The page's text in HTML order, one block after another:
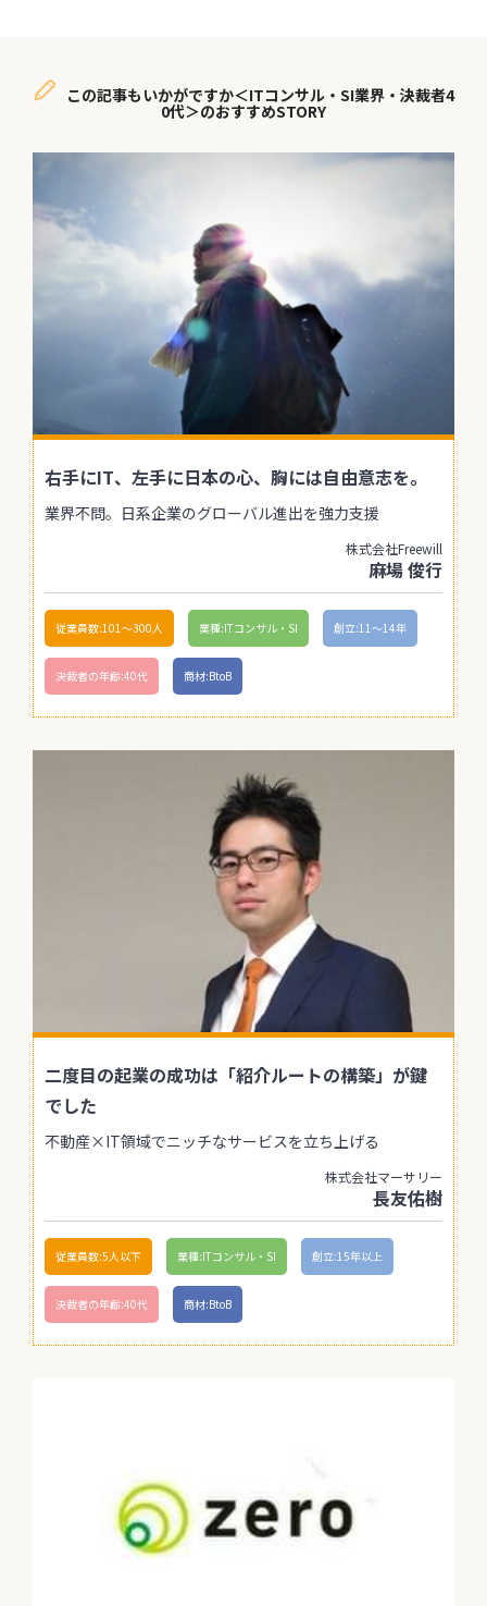
この記事もいかがですか＜ITコンサル・SI業界・決裁者4
0代＞のおすすめSTORY
右手にIT、左手に日本の心、胸には自由意志を。
業界不問。日系企業のグローバル進出を強力支援
株式会社Freewill
麻場 俊行
従業員数:101〜300人 業種:ITコンサル・SI 創立:11〜14年
決裁者の年齢:40代 商材:BtoB
二度目の起業の成功は「紹介ルートの構築」が鍵
でした
不動産×IT領域でニッチなサービスを立ち上げる
株式会社マーサリー
長友佑樹
従業員数:5人以下 業種:ITコンサル・SI 創立:15年以上
決裁者の年齢:40代 商材:BtoB